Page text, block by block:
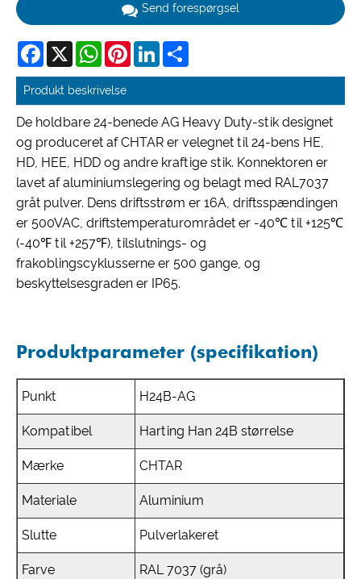
Send forespørgsel
Facebook
X WhatsAppPinterestLinkedIn
Produkt beskrivelse
De holdbare 24-benede AG Heavy Duty-stik designet
og produceret af CHTAR er velegnet til 24-bens HE,
HD, HEE, HDD og andre kraftige stik. Konnektoren er
lavet af aluminiumslegering og belagt med RAL7037
gråt pulver. Dens driftsstrøm er 16A, driftsspændingen
er 500VAC, driftstemperaturområdet er -40℃ til +125℃
(-40℉ til +257℉), tilslutnings- og
frakoblingscyklusserne er 500 gange, og
beskyttelsesgraden er IP65.
Produktparameter (specifikation)
Punkt H24B-AG
Kompatibel Harting Han 24B størrelse
Mærke CHTAR
Materiale Aluminium
Slutte Pulverlakeret
Farve RAL 7037 (grå)